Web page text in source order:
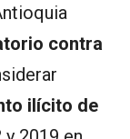
contra
ilícito de